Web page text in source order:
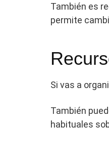
También es
permite
Si vas a
También
habituales